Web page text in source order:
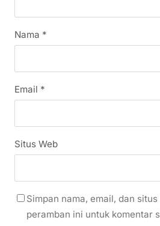
Nama *
Email *
Situs Web
Simpan nama, email, dan
peramban ini untuk komentar